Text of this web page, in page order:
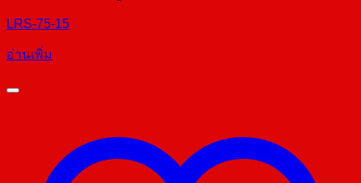
LRS-75-15
อ่านเพิ่ม